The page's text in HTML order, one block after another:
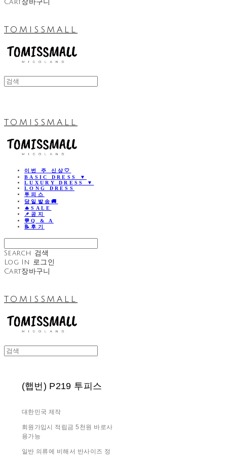
Cart장바구니
TOMISSMALL
TOMISSMALL
이번 주 신상🤍
BASIC DRESS ▼
LUXURY DRESS ▼
LONG DRESS
투피스
당일발송🚚
🔥SALE
📌공지
💬Q & A
📝후기
Search 검색
Log In 로그인
Cart장바구니
TOMISSMALL
(햅번) P219 투피스
대한민국 제작
회원가입시 적립금 5천원 바로사
용가능
일반 의류에 비해서 반사이즈 정